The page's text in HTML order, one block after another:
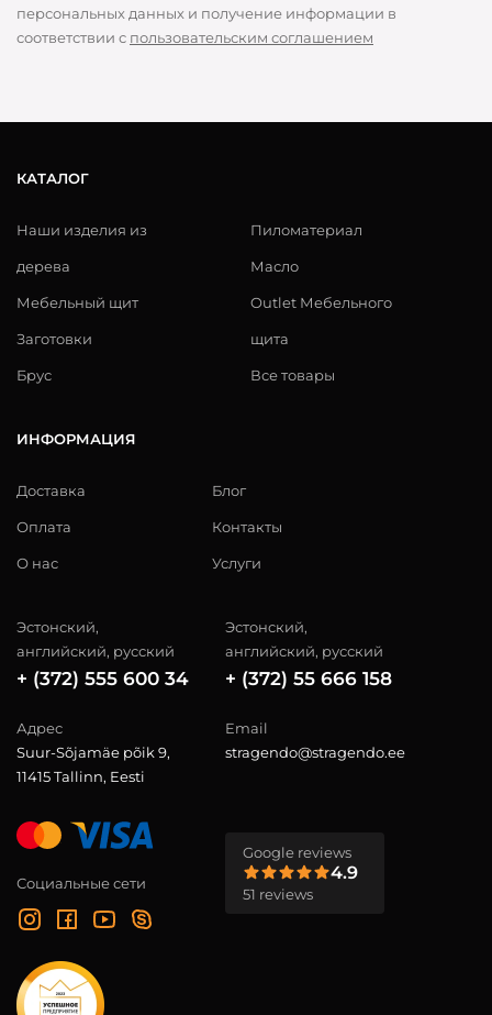
персональных данных и получение информации в
соответствии с пользовательским соглашением
КАТАЛОГ
Наши изделия из
дерева
Мебельный щит
Заготовки
Брус
Пиломатериал
Масло
Outlet Мебельного
щита
Все товары
ИНФОРМАЦИЯ
Доставка
Оплата
О нас
Блог
Контакты
Услуги
Эстонский,
английский, русский
+ (372) 555 600 34
Эстонский,
английский, русский
+ (372) 55 666 158
Адрес
Suur-Sõjamäe põik 9,
11415 Tallinn, Eesti
Email
stragendo@stragendo.ee
Социальные сети
Google reviews
4.9
51 reviews